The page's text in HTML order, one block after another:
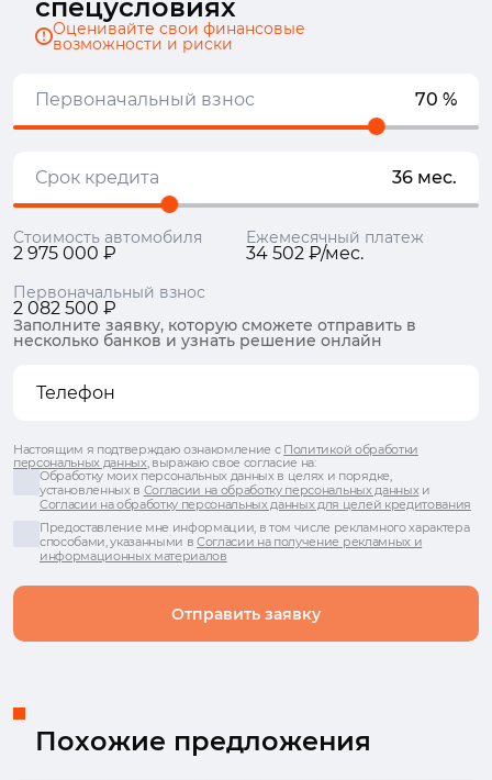
спецусловиях
Оценивайте свои финансовые
возможности и риски
Первоначальный взнос 70 %
Срок кредита 36 мес.
Стоимость автомобиля
2 975 000 ₽
Ежемесячный платеж
34 502 ₽/мес.
Первоначальный взнос
2 082 500 ₽
Заполните заявку, которую сможете отправить в
несколько банков и узнать решение онлайн
Отправить заявку
Настоящим я подтверждаю ознакомление с Политикой обработки
персональных данных, выражаю свое согласие на:
Обработку моих персональных данных в целях и порядке,
установленных в Согласии на обработку персональных данныхи
Согласии на обработку персональных данных для целей кредитования
Предоставление мне информации, в том числе рекламного характера
способами, указанными вСогласии на получение рекламных и
информационных материалов
Похожие предложения